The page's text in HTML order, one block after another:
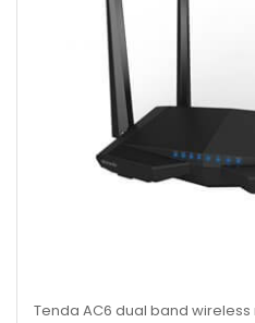
Tenda AC6 dual band wireless